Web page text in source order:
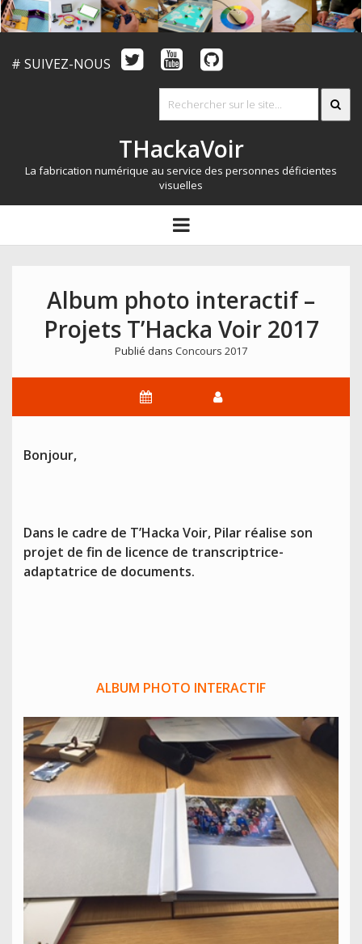
# SUIVEZ-NOUS
THackaVoir
La fabrication numérique au service des personnes déficientes
visuelles
ARTICLES
LE CONCOURS
RESSOURCES
CONTACT
open
menu
Album photo interactif –
Projets T’Hacka Voir 2017
Publié dans Concours 2017
Bonjour,
Dans le cadre de T’Hacka Voir, Pilar réalise son
projet de fin de licence de transcriptrice-
adaptatrice de documents.
ALBUM PHOTO INTERACTIF